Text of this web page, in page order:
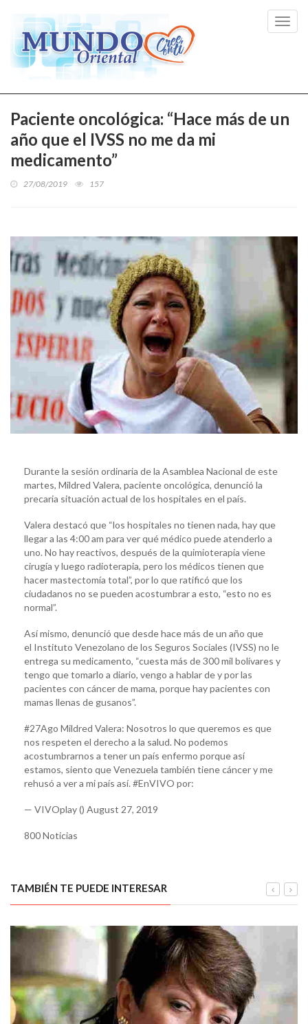
Paciente oncológica: “Hace más de un
año que el IVSS no me da mi
medicamento”
27/08/2019 157
Durante la sesión ordinaria de la Asamblea Nacional de este
martes, Mildred Valera, paciente oncológica, denunció la
precaria situación actual de los hospitales en el país.
Valera destacó que “los hospitales no tienen nada, hay que
llegar a las 4:00 am para ver qué médico puede atenderlo a
uno. No hay reactivos, después de la quimioterapia viene
cirugía y luego radioterapia, pero los médicos tienen que
hacer mastectomía total”, por lo que ratificó que los
ciudadanos no se pueden acostumbrar a esto, “esto no es
normal”.
Así mismo, denunció que desde hace más de un año que
el Instituto Venezolano de los Seguros Sociales (IVSS) no le
entrega su medicamento, “cuesta más de 300 mil bolívares y
tengo que tomarlo a diario, vengo a hablar de y por las
pacientes con cáncer de mama, porque hay pacientes con
mamas llenas de gusanos”.
#27Ago Mildred Valera: Nosotros lo que queremos es que
nos respeten el derecho a la salud. No podemos
acostumbrarnos a tener un país enfermo porque así
estamos, siento que Venezuela también tiene cáncer y me
rehusó a ver a mi país así. #EnVIVO por:
— VIVOplay () August 27, 2019
800 Noticias
TAMBIÉN TE PUEDE INTERESAR